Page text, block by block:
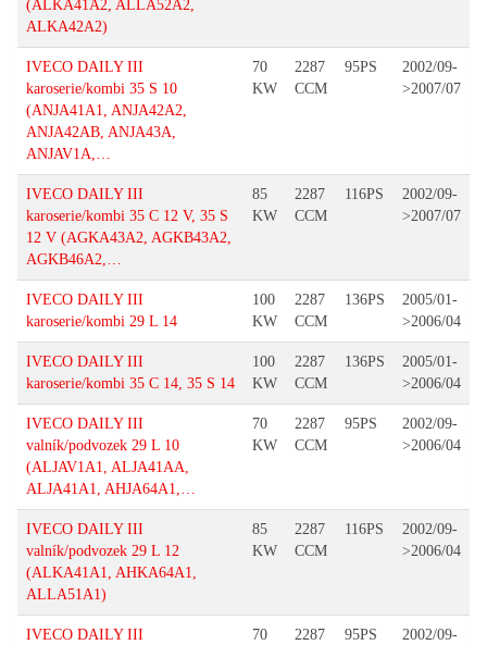
(ALKA41A2, ALLA52A2,
ALKA42A2)
IVECO DAILY III
karoserie/kombi 35 S 10
(ANJA41A1, ANJA42A2,
ANJA42AB, ANJA43A,
ANJAV1A,…
70
KW
2287
CCM
95PS
2002/09-
>2007/07
IVECO DAILY III
karoserie/kombi 35 C 12 V, 35 S
12 V (AGKA43A2, AGKB43A2,
AGKB46A2,…
85
KW
2287
CCM
116PS
2002/09-
>2007/07
IVECO DAILY III
karoserie/kombi 29 L 14
100
KW
2287
CCM
136PS
2005/01-
>2006/04
IVECO DAILY III
karoserie/kombi 35 C 14, 35 S 14
100
KW
2287
CCM
136PS
2005/01-
>2006/04
IVECO DAILY III
valník/podvozek 29 L 10
(ALJAV1A1, ALJA41AA,
ALJA41A1, AHJA64A1,…
70
KW
2287
CCM
95PS
2002/09-
>2006/04
IVECO DAILY III
valník/podvozek 29 L 12
(ALKA41A1, AHKA64A1,
ALLA51A1)
85
KW
2287
CCM
116PS
2002/09-
>2006/04
IVECO DAILY III
70
2287
95PS
2002/09-